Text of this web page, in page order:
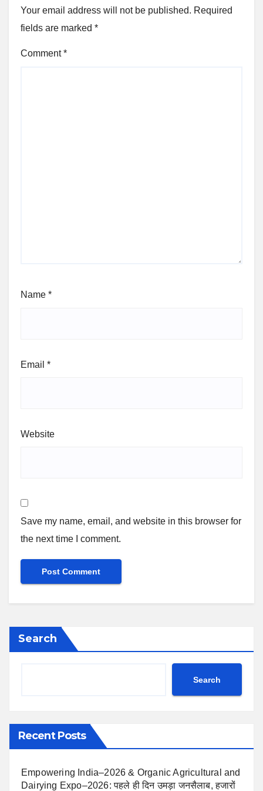
Your email address will not be published. Required
fields are marked *
Comment*
Name *
Email *
Website
Save my name, email, and website in this browser for
the next time I comment.
Search
Search
Recent Posts
Empowering India–2026 & Organic Agricultural and
Dairying Expo–2026: पहले ही दिन उमड़ा जनसैलाब, हजारों